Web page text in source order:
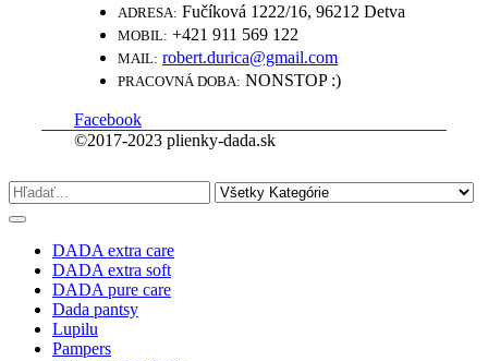
ADRESA: Fučíková 1222/16, 96212 Detva
MOBIL: +421 911 569 122
MAIL: robert.durica@gmail.com
PRACOVNÁ DOBA: NONSTOP :)
Facebook
©2017-2023 plienky-dada.sk
DADA extra care
DADA extra soft
DADA pure care
Dada pantsy
Lupilu
Pampers